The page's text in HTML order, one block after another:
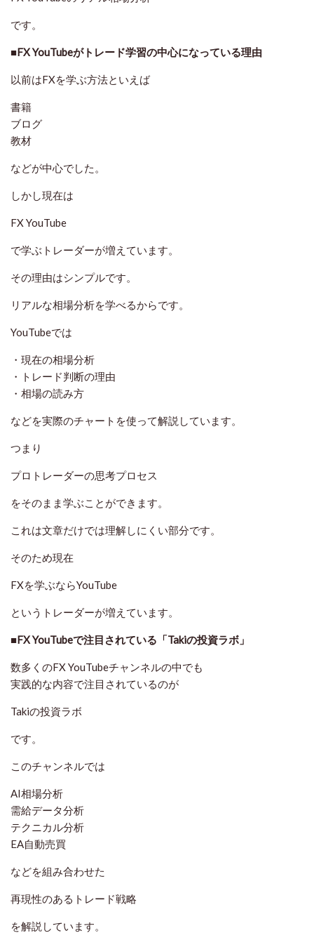
です。
■FX YouTubeがトレード学習の中心になっている理由
以前はFXを学ぶ方法といえば
書籍
ブログ
教材
などが中心でした。
しかし現在は
FX YouTube
で学ぶトレーダーが増えています。
その理由はシンプルです。
リアルな相場分析を学べるからです。
YouTubeでは
・現在の相場分析
・トレード判断の理由
・相場の読み方
などを実際のチャートを使って解説しています。
つまり
プロトレーダーの思考プロセス
をそのまま学ぶことができます。
これは文章だけでは理解しにくい部分です。
そのため現在
FXを学ぶならYouTube
というトレーダーが増えています。
■FX YouTubeで注目されている「Takiの投資ラボ」
数多くのFX YouTubeチャンネルの中でも
実践的な内容で注目されているのが
Takiの投資ラボ
です。
このチャンネルでは
AI相場分析
需給データ分析
テクニカル分析
EA自動売買
などを組み合わせた
再現性のあるトレード戦略
を解説しています。